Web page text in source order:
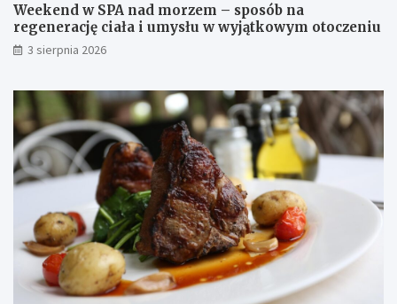
Weekend w SPA nad morzem – sposób na
regenerację ciała i umysłu w wyjątkowym otoczeniu
3 sierpnia 2026